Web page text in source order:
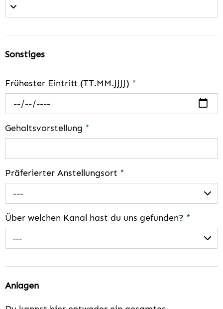
Sonstiges
Frühester Eintritt (TT.MM.JJJJ) *
Gehaltsvorstellung *
Präferierter Anstellungsort *
---
Über welchen Kanal hast du uns gefunden? *
---
Anlagen